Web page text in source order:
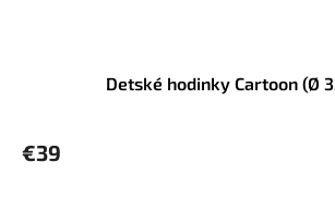
Detské hodinky Cartoon (Ø
€39